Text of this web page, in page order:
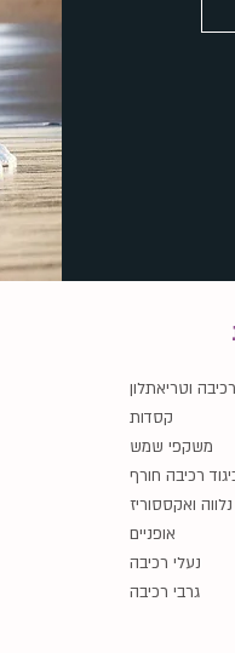
וטריאתלון
קסדות
משקפי שמש
רכיבה חורף
נלווה ואקססוריז
אופניים
נעלי רכיבה
גרבי רכיבה